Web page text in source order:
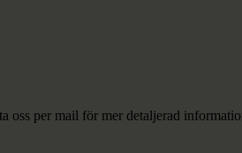
oss per mail för mer detaljerad